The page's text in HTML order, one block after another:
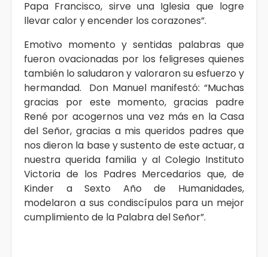
Papa Francisco, sirve una Iglesia que logre
llevar calor y encender los corazones”.
Emotivo momento y sentidas palabras que
fueron ovacionadas por los feligreses quienes
también lo saludaron y valoraron su esfuerzo y
hermandad. Don Manuel manifestó: “Muchas
gracias por este momento, gracias padre
René por acogernos una vez más en la Casa
del Señor, gracias a mis queridos padres que
nos dieron la base y sustento de este actuar, a
nuestra querida familia y al Colegio Instituto
Victoria de los Padres Mercedarios que, de
Kinder a Sexto Año de Humanidades,
modelaron a sus condiscípulos para un mejor
cumplimiento de la Palabra del Señor”.